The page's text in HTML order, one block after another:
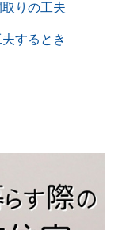
りの工夫
するとき